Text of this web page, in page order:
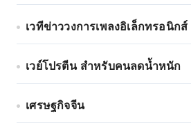
เวทีข่าววงการเพลงอิเล็กทรอนิกส์
เวย์โปรตีน สำหรับคนลดน้ำหนัก
เศรษฐกิจจีน